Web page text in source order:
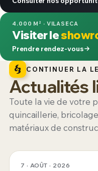
4.000 M² · VILASECA
Visiter le
Prendre rendez-vous
CONTINUER LA
Actualités
Toute la vie de votre
quincaillerie,
matériaux de
7 · AOÛT · 2026